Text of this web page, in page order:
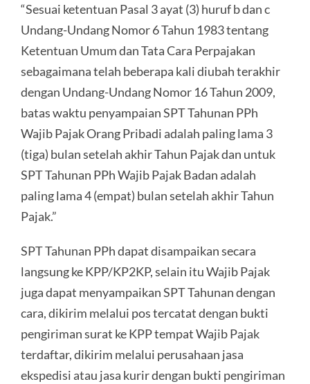
“Sesuai ketentuan Pasal 3 ayat (3) huruf b dan c
Undang-Undang Nomor 6 Tahun 1983 tentang
Ketentuan Umum dan Tata Cara Perpajakan
sebagaimana telah beberapa kali diubah terakhir
dengan Undang-Undang Nomor 16 Tahun 2009,
batas waktu penyampaian SPT Tahunan PPh
Wajib Pajak Orang Pribadi adalah paling lama 3
(tiga) bulan setelah akhir Tahun Pajak dan untuk
SPT Tahunan PPh Wajib Pajak Badan adalah
paling lama 4 (empat) bulan setelah akhir Tahun
Pajak.”
SPT Tahunan PPh dapat disampaikan secara
langsung ke KPP/KP2KP, selain itu Wajib Pajak
juga dapat menyampaikan SPT Tahunan dengan
cara, dikirim melalui pos tercatat dengan bukti
pengiriman surat ke KPP tempat Wajib Pajak
terdaftar, dikirim melalui perusahaan jasa
ekspedisi atau jasa kurir dengan bukti pengiriman